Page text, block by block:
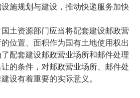
施规划与建设，推动快递服务加快
资源部门应当将配套建设邮政营
位置、面积作为国有土地使用权出
配套建设邮政营业场所和邮件处理
的条件，对邮政营业场所、邮件处
设有着重要的实际意义。